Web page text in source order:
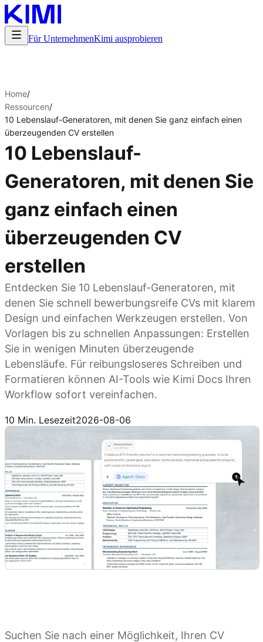
Für UnternehmenKimi ausprobieren
Home/
Ressourcen/
10 Lebenslauf-Generatoren, mit denen Sie ganz einfach einen
überzeugenden CV erstellen
10 Lebenslauf-
Generatoren, mit denen Sie
ganz einfach einen
überzeugenden CV
erstellen
Entdecken Sie 10 Lebenslauf-Generatoren, mit
denen Sie schnell bewerbungsreife CVs mit klarem
Design und einfachen Werkzeugen erstellen. Von
Vorlagen bis zu schnellen Anpassungen: Erstellen
Sie in wenigen Minuten überzeugende
Lebensläufe. Für reibungsloseres Schreiben und
Formatieren können AI-Tools wie Kimi Docs Ihren
Workflow sofort vereinfachen.
10 Min. Lesezeit2026-08-06
Suchen Sie nach einer Möglichkeit, Ihren CV